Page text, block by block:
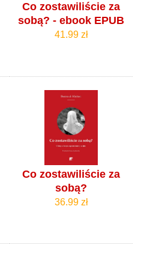
Co zostawiliście za
sobą? - ebook EPUB
41.99 zł
Co zostawiliście za
sobą?
36.99 zł